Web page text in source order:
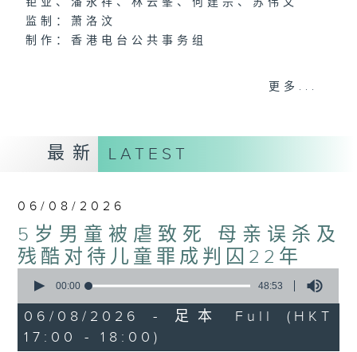
监制：萧洛汶
制作：香港电台公共事务组
香港电台公共事务组
赞好Like「
RTHK 香港电台公共事务组
Facebook专页
更多...
最新 LATEST
06/08/2026
5岁男童被虐致死 母亲误杀及
残酷对待儿童罪成判囚22年
seconds
48
minutes,
53
00:00 48:53
06/08/2026 - 足本 Full (HKT
17:00 - 18:00)